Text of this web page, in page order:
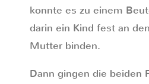
konnte es zu einem
darin ein Kind fest an
Mutter binden.
Dann gingen die beiden